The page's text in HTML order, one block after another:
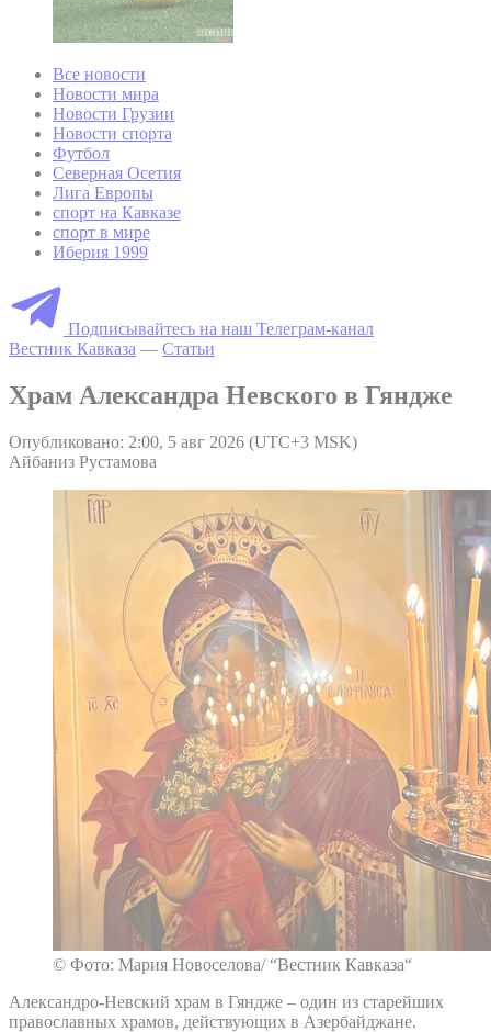
Все новости
Новости мира
Новости Грузии
Новости спорта
Футбол
Северная Осетия
Лига Европы
спорт на Кавказе
спорт в мире
Иберия 1999
Подписывайтесь на наш Телеграм-канал
Вестник Кавказа — Статьи
Храм Александра Невского в Гяндже
Опубликовано: 2:00, 5 авг 2026 (UTC+3 MSK)
Айбаниз Рустамова
© Фото: Мария Новоселова/ “Вестник Кавказа“
Александро-Невский храм в Гяндже – один из старейших
православных храмов, действующих в Азербайджане.